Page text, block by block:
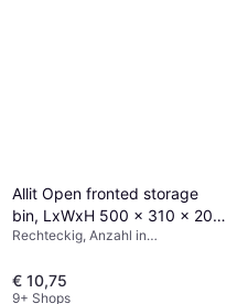
Allit Open fronted storage
bin, LxWxH 500 x 310 x 200
mm, pack of 6, blue
Rechteckig, Anzahl in
Polypropylen
€ 10,75
9+ Shops